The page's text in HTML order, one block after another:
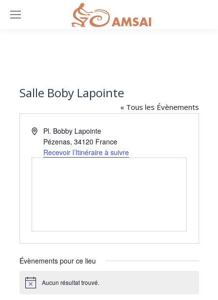
Salle Boby Lapointe
« Tous les Évènements
AdressePl. Bobby Lapointe
Pézenas, 34120 France
Recevoir l’Itinéraire à suivre
Évènements pour ce lieu
Notice Aucun résultat trouvé.